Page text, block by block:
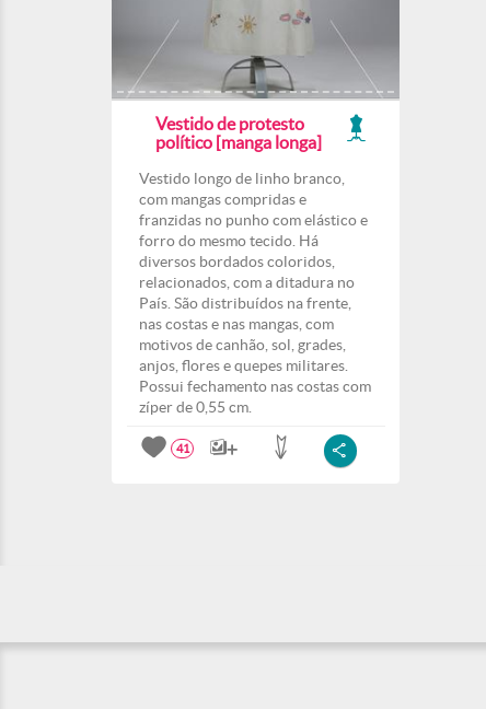
Vestido de protesto
político [manga longa]
Vestido longo de linho branco,
com mangas compridas e
franzidas no punho com elástico e
forro do mesmo tecido. Há
diversos bordados coloridos,
relacionados, com a ditadura no
País. São distribuídos na frente,
nas costas e nas mangas, com
motivos de canhão, sol, grades,
anjos, flores e quepes militares.
Possui fechamento nas costas com
zíper de 0,55 cm.
41